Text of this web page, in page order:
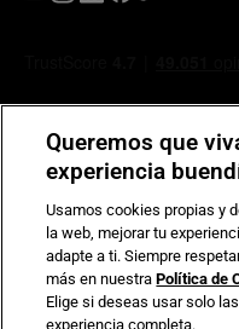
Compromiso de seguridad
Queremos que
experiencia
Usamos cookies propias y
la web, mejorar tu
adapte a ti. Siempre
más en nuestraPolítica de
Elige si deseas usar solo
experiencia completa.